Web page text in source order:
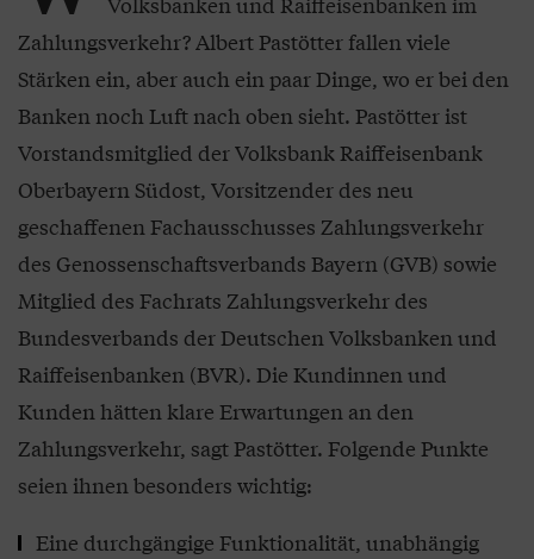
Zahlungsverkehr? Albert Pastötter fallen viele
Stärken ein, aber auch ein paar Dinge, wo er bei den
Banken noch Luft nach oben sieht. Pastötter ist
Vorstandsmitglied der Volksbank Raiffeisenbank
Oberbayern Südost, Vorsitzender des neu
geschaffenen Fachausschusses Zahlungsverkehr
des Genossenschaftsverbands Bayern (GVB) sowie
Mitglied des Fachrats Zahlungsverkehr des
Bundesverbands der Deutschen Volksbanken und
Raiffeisenbanken (BVR). Die Kundinnen und
Kunden hätten klare Erwartungen an den
Zahlungsverkehr, sagt Pastötter. Folgende Punkte
seien ihnen besonders wichtig:
Eine durchgängige Funktionalität, unabhängig